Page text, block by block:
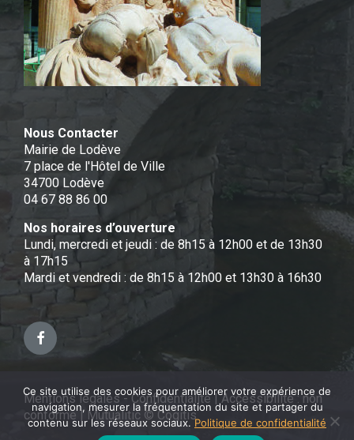
Nous Contacter
Mairie de Lodève
7 place de l'Hôtel de Ville
34700 Lodève
04 67 88 86 00
Nos horaires d’ouverture
Lundi, mercredi et jeudi : de 8h15 à 12h00 et de 13h30
à 17h15
Mardi et vendredi : de 8h15 à 12h00 et 13h30 à 16h30
Facebook
Mentions légales - Confidentialité|Accessibilité : non
conforme| Mutualitic © Cogitis
Ce site utilise des cookies pour améliorer votre expérience de
navigation, mesurer la fréquentation du site et partager du
contenu sur les réseaux sociaux.Politique de confidentialité